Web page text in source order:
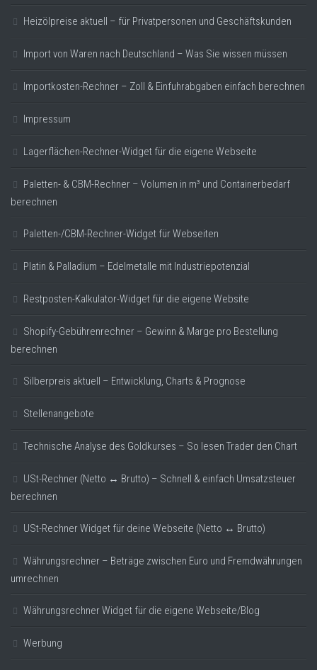
Heizölpreise aktuell – für Privatpersonen und Geschäftskunden
Import von Waren nach Deutschland – Was Sie wissen müssen
Importkosten-Rechner – Zoll & Einfuhrabgaben einfach berechnen
Impressum
Lagerflächen-Rechner-Widget für die eigene Webseite
Paletten- & CBM-Rechner – Volumen in m³ und Containerbedarf
berechnen
Paletten-/CBM-Rechner-Widget für Webseiten
Platin & Palladium – Edelmetalle mit Industriepotenzial
Restposten-Kalkulator-Widget für die eigene Website
Shopify-Gebührenrechner – Gewinn & Marge pro Bestellung
berechnen
Silberpreis aktuell – Entwicklung, Charts & Prognose
Stellenangebote
Technische Analyse des Goldkurses – So lesen Trader den Chart
USt-Rechner (Netto ↔ Brutto) – Schnell & einfach Umsatzsteuer
berechnen
USt-Rechner Widget für deine Webseite (Netto ↔ Brutto)
Währungsrechner – Beträge zwischen Euro und Fremdwährungen
umrechnen
Währungsrechner Widget für die eigene Webseite/Blog
Werbung